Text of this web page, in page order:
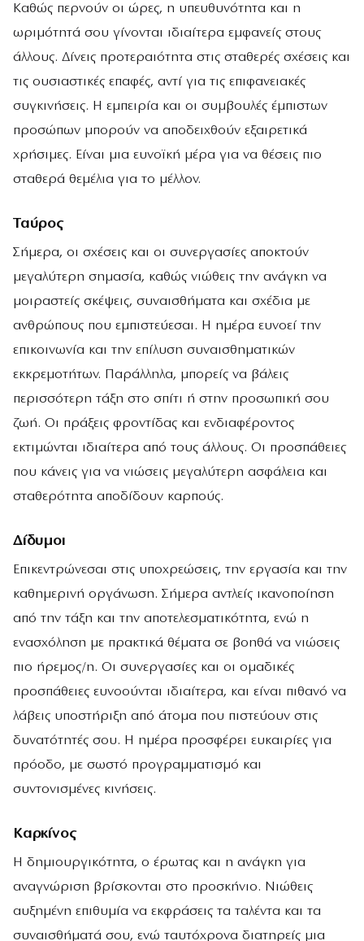
Καθώς περνούν οι ώρες, η υπευθυνότητα και η
ωριμότητά σου γίνονται ιδιαίτερα εμφανείς στους
άλλους. Δίνεις προτεραιότητα στις σταθερές σχέσεις και
τις ουσιαστικές επαφές, αντί για τις επιφανειακές
συγκινήσεις. Η εμπειρία και οι συμβουλές έμπιστων
προσώπων μπορούν να αποδειχθούν εξαιρετικά
χρήσιμες. Είναι μια ευνοϊκή μέρα για να θέσεις πιο
σταθερά θεμέλια για το μέλλον.
Ταύρος
Σήμερα, οι σχέσεις και οι συνεργασίες αποκτούν
μεγαλύτερη σημασία, καθώς νιώθεις την ανάγκη να
μοιραστείς σκέψεις, συναισθήματα και σχέδια με
ανθρώπους που εμπιστεύεσαι. Η ημέρα ευνοεί την
επικοινωνία και την επίλυση συναισθηματικών
εκκρεμοτήτων. Παράλληλα, μπορείς να βάλεις
περισσότερη τάξη στο σπίτι ή στην προσωπική σου
ζωή. Οι πράξεις φροντίδας και ενδιαφέροντος
εκτιμώνται ιδιαίτερα από τους άλλους. Οι προσπάθειες
που κάνεις για να νιώσεις μεγαλύτερη ασφάλεια και
σταθερότητα αποδίδουν καρπούς.
Δίδυμοι
Επικεντρώνεσαι στις υποχρεώσεις, την εργασία και την
καθημερινή οργάνωση. Σήμερα αντλείς ικανοποίηση
από την τάξη και την αποτελεσματικότητα, ενώ η
ενασχόληση με πρακτικά θέματα σε βοηθά να νιώσεις
πιο ήρεμος/η. Οι συνεργασίες και οι ομαδικές
προσπάθειες ευνοούνται ιδιαίτερα, και είναι πιθανό να
λάβεις υποστήριξη από άτομα που πιστεύουν στις
δυνατότητές σου. Η ημέρα προσφέρει ευκαιρίες για
πρόοδο, με σωστό προγραμματισμό και
συντονισμένες κινήσεις.
Καρκίνος
Η δημιουργικότητα, ο έρωτας και η ανάγκη για
αναγνώριση βρίσκονται στο προσκήνιο. Νιώθεις
αυξημένη επιθυμία να εκφράσεις τα ταλέντα και τα
συναισθήματά σου, ενώ ταυτόχρονα διατηρείς μια